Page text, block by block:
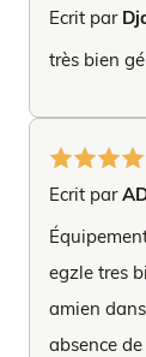
Ecrit par
très bien
Ecrit par
egzle tres
amien
absence